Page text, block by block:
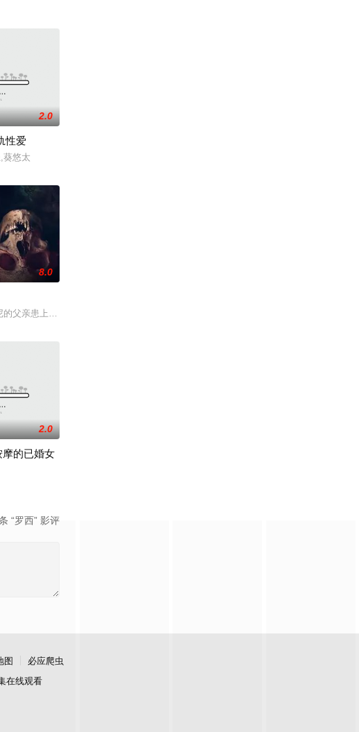
”的闯劲，开启了劈荆
刺事件，幸好有一直以灵魂形态存在的哥哥相助才脱险。而局
碰壁。经历荒唐的创业求职后，几人一路逃离至乡村。沿途，海归杨教授的扶贫执念
2.0
性爱
葵悠太
甜心老爹。
8.0
的父亲患上了一种神秘的超自然疾病时，她和一位意志坚定的律师必须揭开一个笼罩在
神秘大叔助力。团队
警杨志刚凭现场足迹与痕迹精准锁凶，追凶途中接连牵
2.0
的已婚女
“罗西” 影评
图
必应爬虫
在线观看